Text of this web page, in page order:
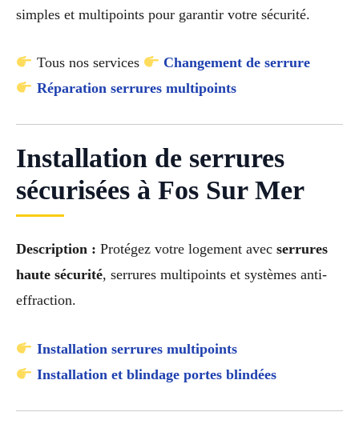
simples et multipoints pour garantir votre sécurité.
Tous nos services
Changement de serrure
Réparation serrures multipoints
Installation de serrures
sécurisées à Fos Sur Mer
Description : Protégez votre logement avec serrures
haute sécurité, serrures multipoints et systèmes anti-
effraction.
Installation serrures multipoints
Installation et blindage portes blindées